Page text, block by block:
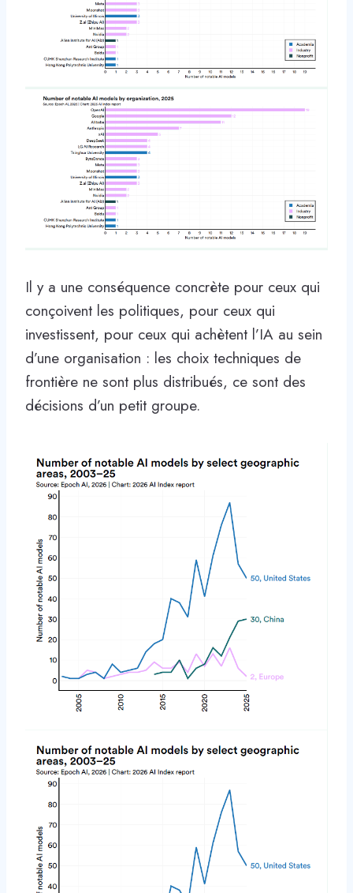
Il y a une conséquence concrète pour ceux qui
conçoivent les politiques, pour ceux qui
investissent, pour ceux qui achètent l’IA au sein
d’une organisation : les choix techniques de
frontière ne sont plus distribués, ce sont des
décisions d’un petit groupe.